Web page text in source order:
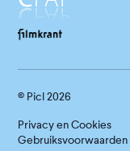
© Picl2026
Privacy en Cookies
Gebruiksvoorwaarden